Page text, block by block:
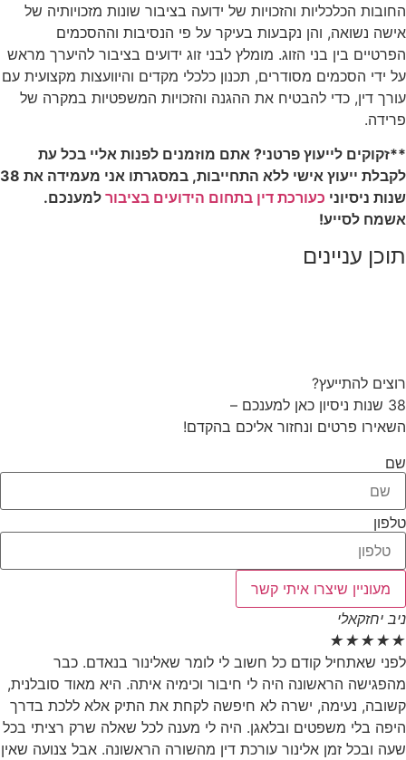
החובות הכלכליות והזכויות של ידועה בציבור שונות מזכויותיה של
אישה נשואה, והן נקבעות בעיקר על פי הנסיבות וההסכמים
הפרטיים בין בני הזוג. מומלץ לבני זוג ידועים בציבור להיערך מראש
על ידי הסכמים מסודרים, תכנון כלכלי מקדים והיוועצות מקצועית עם
עורך דין, כדי להבטיח את ההגנה והזכויות המשפטיות במקרה של
פרידה.
**זקוקים לייעוץ פרטני? אתם מוזמנים לפנות אליי בכל עת
לקבלת ייעוץ אישי ללא התחייבות, במסגרתו אני מעמידה את 38
שנות ניסיוני כעורכת דין בתחום הידועים בציבור למענכם.
אשמח לסייע!
תוכן עניינים
רוצים להתייעץ?
38 שנות ניסיון כאן למענכם –
השאירו פרטים ונחזור אליכם בהקדם!
שם
טלפון
מעוניין שיצרו איתי קשר
ניב יחזקאלי
★
★
★
★
★
לפני שאתחיל קודם כל חשוב לי לומר שאלינור בנאדם. כבר
מהפגישה הראשונה היה לי חיבור וכימיה איתה. היא מאוד סובלנית,
קשובה, נעימה, ישרה לא חיפשה לקחת את התיק אלא ללכת בדרך
היפה בלי משפטים ובלאגן. היה לי מענה לכל שאלה שרק רציתי בכל
שעה ובכל זמן אלינור עורכת דין מהשורה הראשונה. אבל צנועה שאין